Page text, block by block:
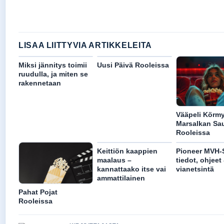
LISAA LIITTYVIA ARTIKKELEITA
Miksi jännitys toimii
ruudulla, ja miten se
rakennetaan
Uusi Päivä Rooleissa
Vääpeli
Marsalkan
Rooleissa
Pahat Pojat
Rooleissa
Keittiön kaappien
maalaus –
kannattaako itse vai
ammattilainen
Pioneer MVH-
tiedot, ohjeet
vianetsintä